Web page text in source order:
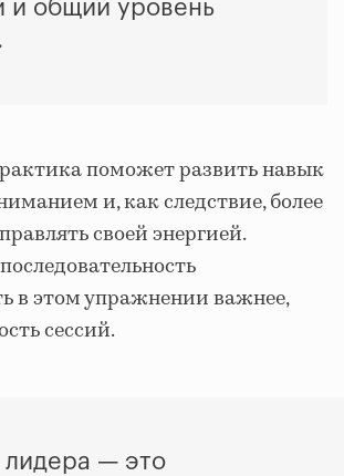
и общий уровень
поможет развить навык
и, как следствие, более
своей энергией.
в этом упражнении важнее,
сессий.
лидера — это